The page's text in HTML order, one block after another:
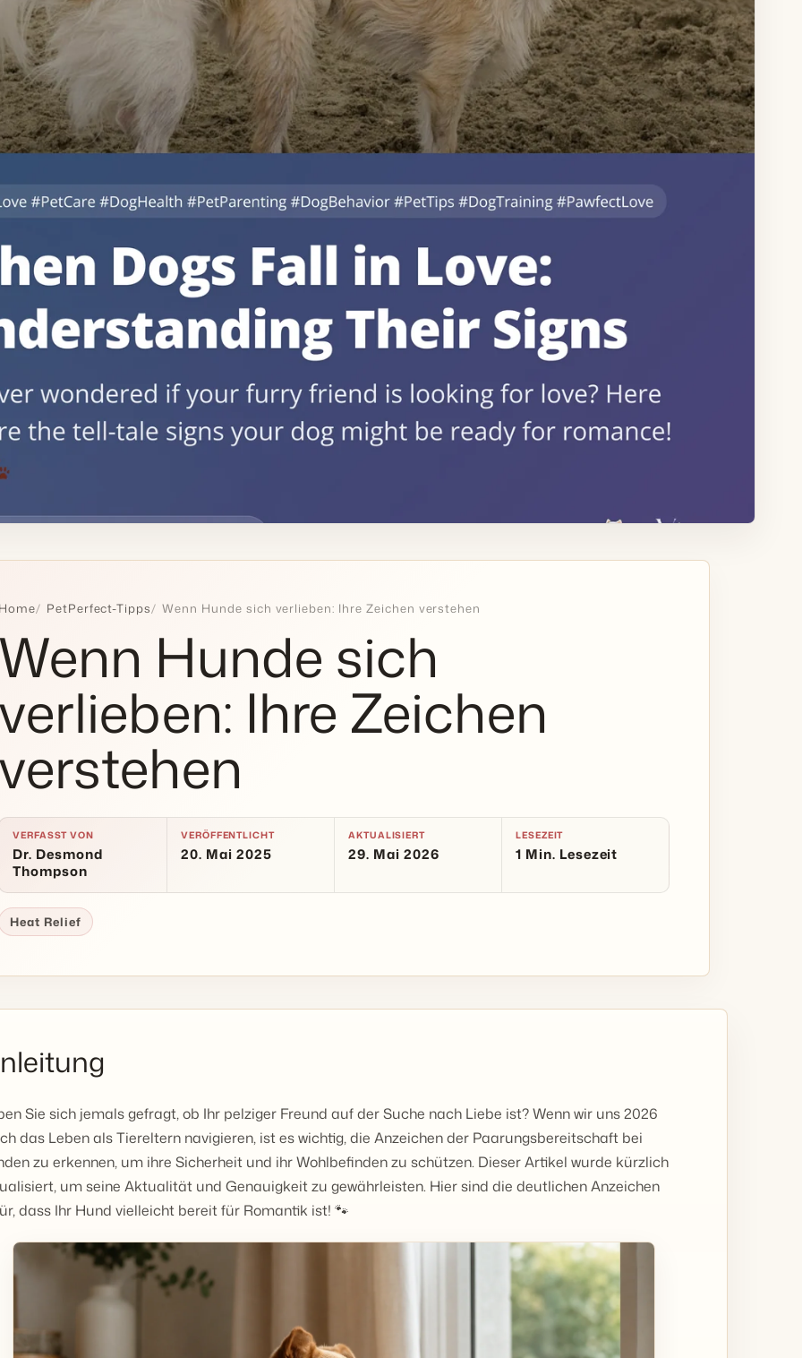
PetPerfect-Tipps Wenn Hunde sich verlieben: Ihre Zeichen verstehen
Hunde sich
Ihre Zeichen
VERFASST VON
Dr. Desmond
Thompson
VERÖFFENTLICHT
20. Mai 2025
AKTUALISIERT
29. Mai 2026
LESEZEIT
1 Min. Lesezeit
Heat Relief
Sie sich jemals gefragt, ob Ihr pelziger Freund auf der Suche nach Liebe ist? Wenn wir uns 2026
das Leben als Tiereltern navigieren, ist es wichtig, die Anzeichen der Paarungsbereitschaft bei
zu erkennen, um ihre Sicherheit und ihr Wohlbefinden zu schützen. Dieser Artikel wurde kürzlich
um seine Aktualität und Genauigkeit zu gewährleisten. Hier sind die deutlichen Anzeichen
dass Ihr Hund vielleicht bereit für Romantik ist! 🐾